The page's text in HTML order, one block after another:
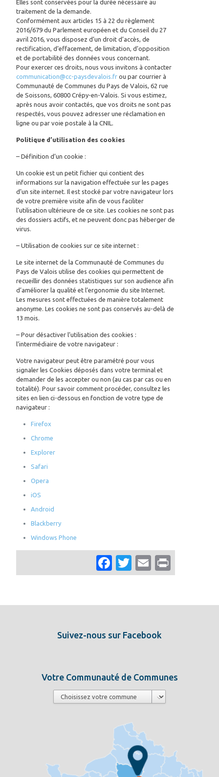
Elles sont conservées pour la durée nécessaire au
traitement de la demande.
Conformément aux articles 15 à 22 du règlement
2016/679 du Parlement européen et du Conseil du 27
avril 2016, vous disposez d’un droit d’accès, de
rectification, d’effacement, de limitation, d’opposition
et de portabilité des données vous concernant.
Pour exercer ces droits, nous vous invitons à contacter
communication@cc-paysdevalois.fr ou par courrier à
Communauté de Communes du Pays de Valois, 62 rue
de Soissons, 60800 Crépy-en-Valois. Si vous estimez,
après nous avoir contactés, que vos droits ne sont pas
respectés, vous pouvez adresser une réclamation en
ligne ou par voie postale à la CNIL.
Politique d’utilisation des cookies
– Définition d’un cookie :
Un cookie est un petit fichier qui contient des
informations sur la navigation effectuée sur les pages
d’un site internet. Il est stocké par votre navigateur lors
de votre première visite afin de vous faciliter
l’utilisation ultérieure de ce site. Les cookies ne sont pas
des dossiers actifs, et ne peuvent donc pas héberger de
virus.
– Utilisation de cookies sur ce site internet :
Le site internet de la Communauté de Communes du
Pays de Valois utilise des cookies qui permettent de
recueillir des données statistiques sur son audience afin
d’améliorer la qualité et l’ergonomie du site Internet.
Les mesures sont effectuées de manière totalement
anonyme. Les cookies ne sont pas conservés au-delà de
13 mois.
– Pour désactiver l’utilisation des cookies :
l’intermédiaire de votre navigateur :
Votre navigateur peut être paramétré pour vous
signaler les Cookies déposés dans votre terminal et
demander de les accepter ou non (au cas par cas ou en
totalité). Pour savoir comment procéder, consultez les
sites en lien ci-dessous en fonction de votre type de
navigateur :
Firefox
Chrome
Explorer
Safari
Opera
iOS
Android
Blackberry
Windows Phone
Facebook
Twitter
Email
Suivez-nous sur Facebook
Votre Communauté de Communes